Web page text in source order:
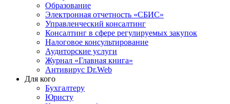
Образование
Электронная отчетность «СБИС»
Управленческий консалтинг
Консалтинг в сфере регулируемых закупок
Налоговое консультирование
Аудиторские услуги
Журнал «Главная книга»
Антивирус Dr.Web
Для кого
Бухгалтеру
Юристу